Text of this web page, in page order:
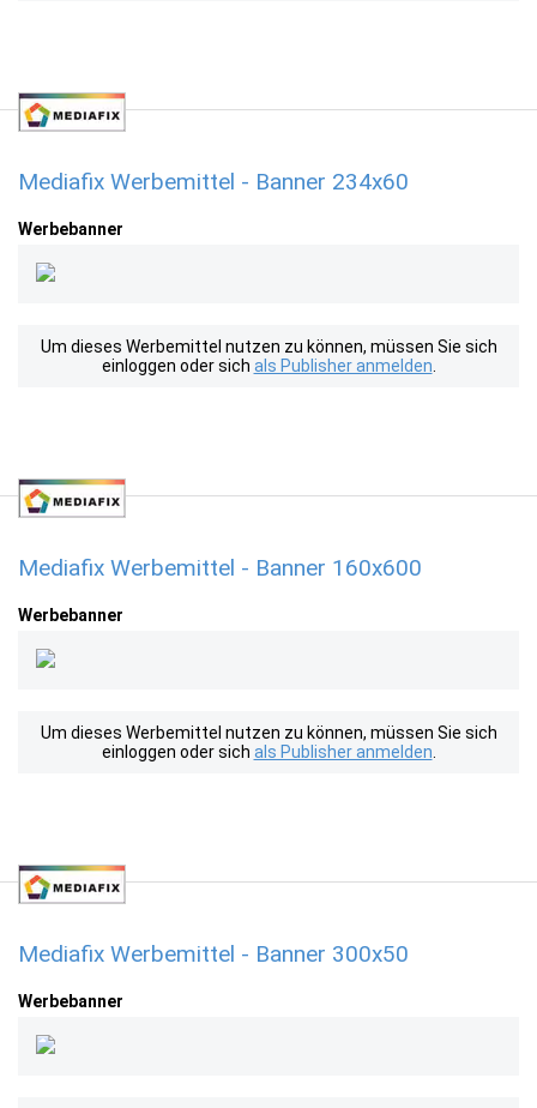
Mediafix Werbemittel - Banner 234x60
Werbebanner
Um dieses Werbemittel nutzen zu können, müssen Sie sich
einloggen oder sich als Publisher anmelden
Mediafix Werbemittel - Banner 160x600
Werbebanner
Um dieses Werbemittel nutzen zu können, müssen Sie sich
einloggen oder sich als Publisher anmelden
Mediafix Werbemittel - Banner 300x50
Werbebanner